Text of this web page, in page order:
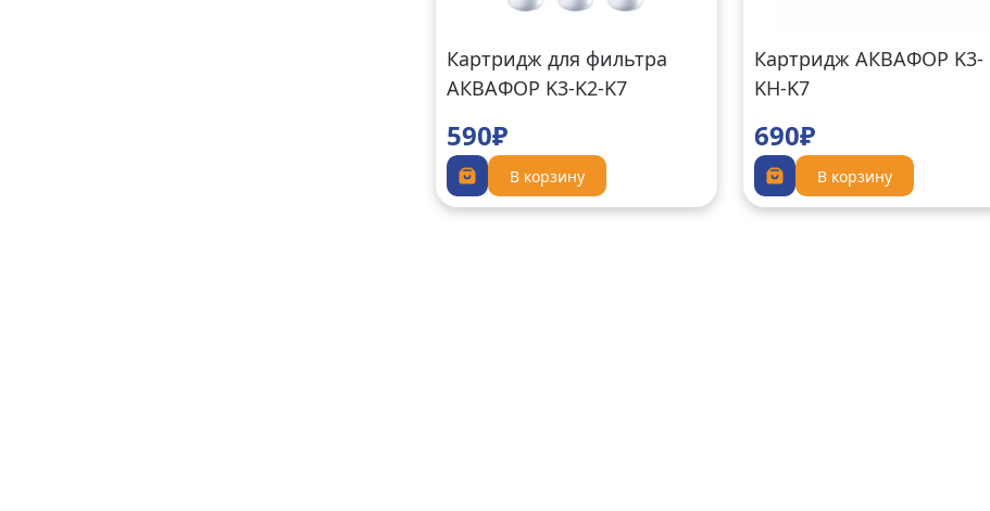
Картридж для фильтра
АКВАФОР K3-K2-K7
590₽
В корзину
Картридж АКВАФОР K3-
KH-K7
690₽
В корзину